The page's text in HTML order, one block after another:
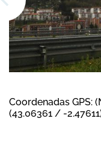
Coordenadas GPS:
(43.06361 / -